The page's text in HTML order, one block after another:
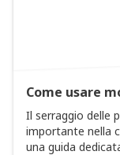
Come usare
Il serraggio delle
importante nella
una guida